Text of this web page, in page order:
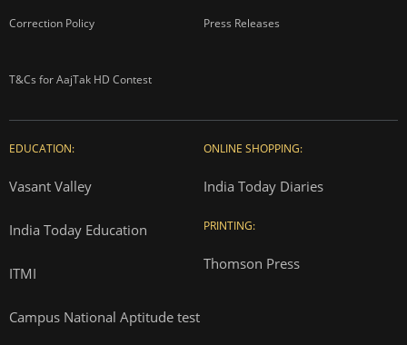
Correction Policy Press Releases
T&Cs for AajTak HD Contest
EDUCATION:
Vasant Valley
India Today Education
ITMI
Campus National Aptitude test
ONLINE SHOPPING:
India Today Diaries
PRINTING:
Thomson Press